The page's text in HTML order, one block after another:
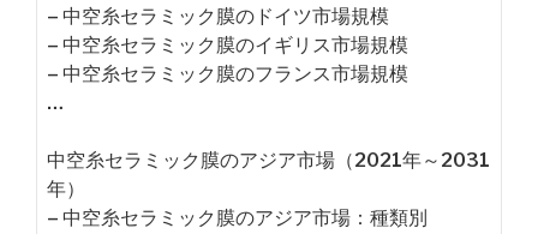
– 中空糸セラミック膜のドイツ市場規模
– 中空糸セラミック膜のイギリス市場規模
– 中空糸セラミック膜のフランス市場規模
…
中空糸セラミック膜のアジア市場（2021年～2031
年）
– 中空糸セラミック膜のアジア市場：種類別